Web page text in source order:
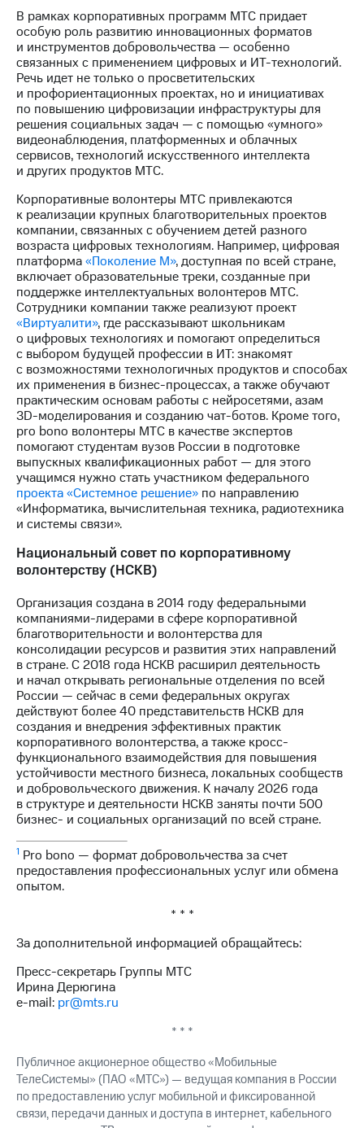
В рамках корпоративных программ МТС придает
особую роль развитию инновационных форматов
и инструментов добровольчества — особенно
связанных с применением цифровых и ИТ-технологий.
Речь идет не только о просветительских
и профориентационных проектах, но и инициативах
по повышению цифровизации инфраструктуры для
решения социальных задач — с помощью «умного»
видеонаблюдения, платформенных и облачных
сервисов, технологий искусственного интеллекта
и других продуктов МТС.
Корпоративные волонтеры МТС привлекаются
к реализации крупных благотворительных проектов
компании, связанных с обучением детей разного
возраста цифровых технологиям. Например, цифровая
платформа«Поколение М», доступная по всей стране,
включает образовательные треки, созданные при
поддержке интеллектуальных волонтеров МТС.
Сотрудники компании также реализуют проект
«Виртуалити», где рассказывают школьникам
о цифровых технологиях и помогают определиться
с выбором будущей профессии в ИТ: знакомят
с возможностями технологичных продуктов и способах
их применения в бизнес-процессах, а также обучают
практическим основам работы с нейросетями, азам
3D-моделирования и созданию чат-ботов. Кроме того,
pro bono волонтеры МТС в качестве экспертов
помогают студентам вузов России в подготовке
выпускных квалификационных работ — для этого
учащимся нужно стать участником федерального
проекта «Системное решение» по направлению
«Информатика, вычислительная техника, радиотехника
и системы связи».
Национальный совет по корпоративному
волонтерству (НСКВ)
Организация создана в 2014 году федеральными
компаниями-лидерами в сфере корпоративной
благотворительности и волонтерства для
консолидации ресурсов и развития этих направлений
в стране. С 2018 года НСКВ расширил деятельность
и начал открывать региональные отделения по всей
России — сейчас в семи федеральных округах
действуют более 40 представительств НСКВ для
создания и внедрения эффективных практик
корпоративного волонтерства, а также кросс-
функционального взаимодействия для повышения
устойчивости местного бизнеса, локальных сообществ
и добровольческого движения. К началу 2026 года
в структуре и деятельности НСКВ заняты почти 500
бизнес- и социальных организаций по всей стране.
1 Pro bono — формат добровольчества за счет
предоставления профессиональных услуг или обмена
опытом.
* * *
За дополнительной информацией обращайтесь:
Пресс-секретарь Группы МТС
Ирина Дерюгина
e-mail: pr@mts.ru
* * *
Публичное акционерное общество «Мобильные
ТелеСистемы» (ПАО «МТС») — ведущая компания в России
по предоставлению услуг мобильной и фиксированной
связи, передачи данных и доступа в интернет, кабельного